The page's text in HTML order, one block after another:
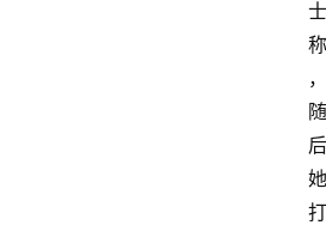
士
称
，
随
后
她
打